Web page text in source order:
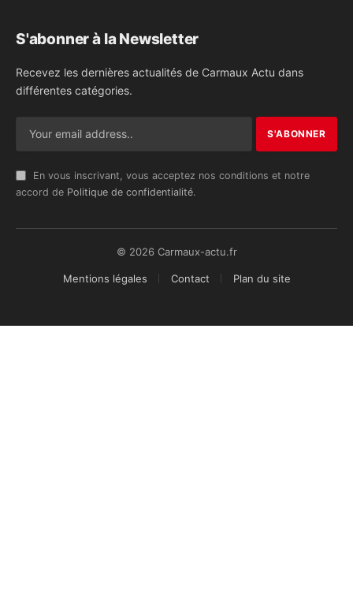
S'abonner à la Newsletter
Recevez les dernières actualités de Carmaux Actu dans
différentes catégories.
En vous inscrivant, vous acceptez nos conditions et notre
accord de Politique de confidentialité.
© 2026 Carmaux-actu.fr
Mentions légales Contact Plan du site